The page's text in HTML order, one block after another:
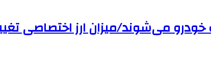
خودرو می‌شوند/میزان ارز اختصاصی